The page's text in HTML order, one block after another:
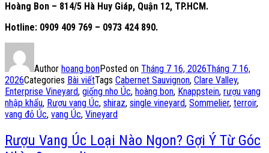
Hoàng Bon – 814/5 Hà Huy Giáp, Quận 12, TP.HCM.
Hotline: 0909 409 769 – 0973 424 890.
Author hoang bonPosted on Tháng 7 16, 2026Tháng 7 16,
2026Categories Bài viếtTags Cabernet Sauvignon, Clare Valley,
Enterprise Vineyard, giống nho Úc, hoàng bon, Knappstein, rượu vang
nhập khẩu, Rượu vang Úc, shiraz, single vineyard, Sommelier, terroir,
vang đỏ Úc, vang Úc, Vineyard
Rượu Vang Úc Loại Nào Ngon? Gợi Ý Từ Góc